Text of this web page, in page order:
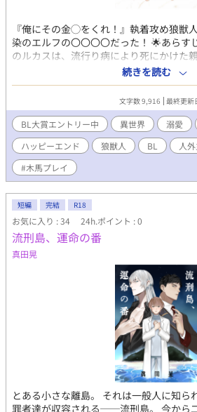
『俺にその金◯をくれ！』執着攻め狼獣
染のエルフの〇〇〇〇だった！ 🌟あら
のルカスは、流行り病により死にかけた
ドを救うため、人間の町に薬を買いにい
ってアルフレッドは初恋の人だから。 し
者かがねらっていた。のちに人間界の薬
実の罪でつかまり監獄に収容。クロノス
『淫乱エルフ』と仕立てられてしまう。
真実を判定する地獄の門番である逞しい
するがーーー『お前を守る為に金〇をく
スがしっている男似ていた。これは自尊
幸せを勝ち取り、溺愛される物語である
ますので、お待ちください💕
続きを読む
文字数 9,916 最終更新
BL大賞エントリー中 異世界 溺愛
ハッピーエンド
狼獣人 BL 人
#木馬プレイ
短編 完結 R18
お気に入り : 34 24h.ポイント : 0
流刑島、運命の番
真田晃
とある小さな離島。 それは一般人に知ら
罪者達が収容される──流刑島。 今から